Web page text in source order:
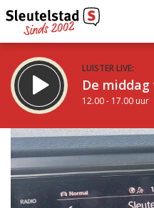
LUISTER LIVE:
De
12.00 - 17.00 uur
STRAKS:
Sleutelstad 30
17.00 - 19.00 uur
Vorig uur
uur